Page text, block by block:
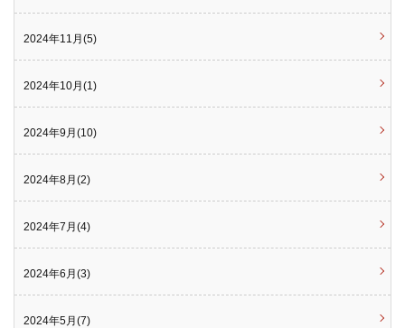
2024年11月(5)
2024年10月(1)
2024年9月(10)
2024年8月(2)
2024年7月(4)
2024年6月(3)
2024年5月(7)